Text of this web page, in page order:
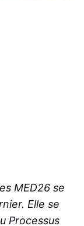
MED26 se
Elle se
Processus